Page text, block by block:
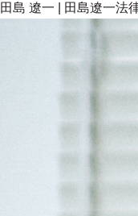
田島 遼一 田島遼一法